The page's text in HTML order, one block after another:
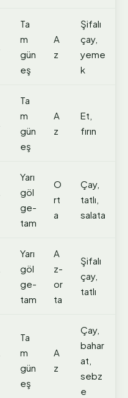
Ta
m
gün
eş
A
z
Şifalı
çay,
yeme
k
Ta
m
gün
eş
A
z
Et,
fırın
Yarı
göl
ge-
tam
O
rt
a
Çay,
tatlı,
salata
Yarı
göl
ge-
tam
A
z-
or
ta
Şifalı
çay,
tatlı
Ta
m
gün
eş
A
z
Çay,
bahar
at,
sebz
e